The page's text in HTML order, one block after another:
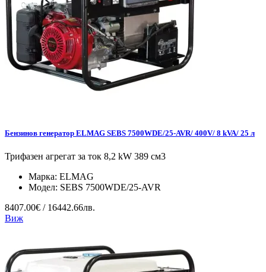
Бензинов генератор ELMAG SEBS 7500WDE/25-AVR/ 400V/ 8 kVA/ 25 л
Трифазен агрегат за ток 8,2 kW 389 см3
Марка: ELMAG
Модел: SEBS 7500WDE/25-AVR
8407.00€ / 16442.66лв.
Виж